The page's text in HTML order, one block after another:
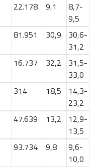
22.178 9,1
8,7-
9,5
81.951 30,9
30,6-
31,2
16.737 32,2
31,5-
33,0
314 18,5
14,3-
23,2
47.639 13,2
12,9-
13,5
93.734 9,8
9,6-
10,0